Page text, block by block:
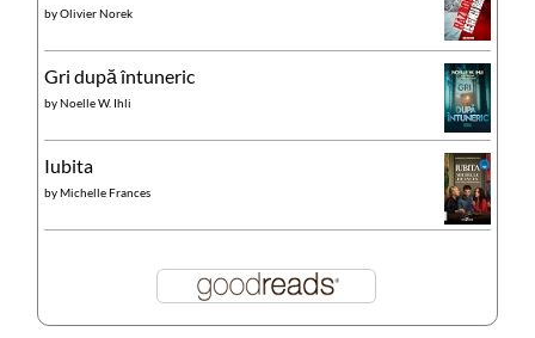
byOlivier Norek
Gri după întuneric
byNoelle W. Ihli
Iubita
byMichelle Frances